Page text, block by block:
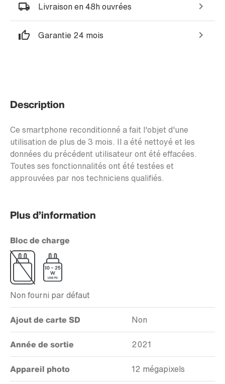
Livraison en 48h ouvrées
Garantie 24 mois
Description
Ce smartphone reconditionné a fait l'objet d'une
utilisation de plus de 3 mois. Il a été nettoyé et les
données du précédent utilisateur ont été effacées.
Toutes ses fonctionnalités ont été testées et
approuvées par nos techniciens qualifiés.
Plus d’information
Bloc de charge
Non fourni par défaut
Ajout de carte SD Non
Année de sortie 2021
Appareil photo 12 mégapixels